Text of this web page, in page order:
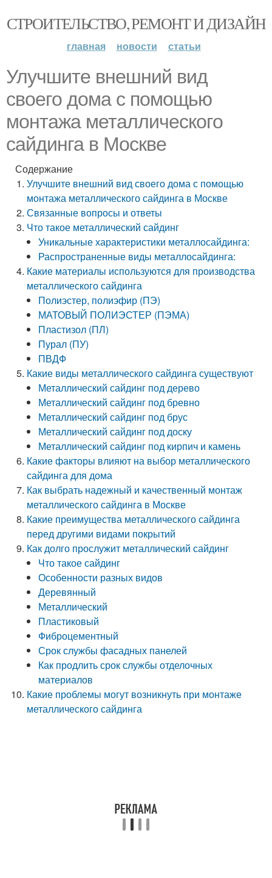
СТРОИТЕЛЬСТВО, РЕМОНТ И ДИЗАЙН
главная новости статьи
Улучшите внешний вид
своего дома с помощью
монтажа металлического
сайдинга в Москве
Содержание
Улучшите внешний вид своего дома с помощью
монтажа металлического сайдинга в Москве
Связанные вопросы и ответы
Что такое металлический сайдинг
Уникальные характеристики металлосайдинга:
Распространенные виды металлосайдинга:
Какие материалы используются для производства
металлического сайдинга
Полиэстер, полиэфир (ПЭ)
МАТОВЫЙ ПОЛИЭСТЕР (ПЭМА)
Пластизол (ПЛ)
Пурал (ПУ)
ПВДФ
Какие виды металлического сайдинга существуют
Металлический сайдинг под дерево
Металлический сайдинг под бревно
Металлический сайдинг под брус
Металлический сайдинг под доску
Металлический сайдинг под кирпич и камень
Какие факторы влияют на выбор металлического
сайдинга для дома
Как выбрать надежный и качественный монтаж
металлического сайдинга в Москве
Какие преимущества металлического сайдинга
перед другими видами покрытий
Как долго прослужит металлический сайдинг
​Что такое сайдинг
​Особенности разных видов
​Деревянный
​Металлический
​Пластиковый
​Фиброцементный
​Срок службы фасадных панелей
​Как продлить срок службы отделочных
материалов
Какие проблемы могут возникнуть при монтаже
металлического сайдинга